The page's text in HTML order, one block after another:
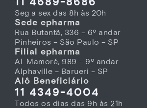
Seg a sex das 8h às 20h
Sede epharma
Rua Butantã, 336 – 6º andar
Pinheiros – São Paulo – SP
Filial epharma
Al. Mamoré, 989 – 9º andar
Alphaville – Barueri – SP
Alô Beneficiário
11 4349-4004
Todos os dias das 9h às 21h